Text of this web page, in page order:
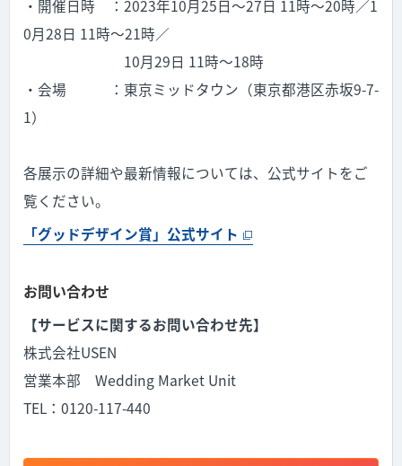
・開催日時 ：2023年10月25日〜27日 11時〜20時／1
0月28日 11時〜21時／
10月29日 11時〜18時
・会場 ：東京ミッドタウン（東京都港区赤坂9-7-
1）
各展示の詳細や最新情報については、公式サイトをご
覧ください。
「グッドデザイン賞」公式サイト
お問い合わせ
【サービスに関するお問い合わせ先】
株式会社USEN
営業本部 Wedding Market Unit
TEL：0120-117-440